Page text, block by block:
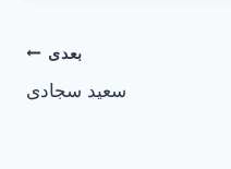
بعدی
سعید سجادی